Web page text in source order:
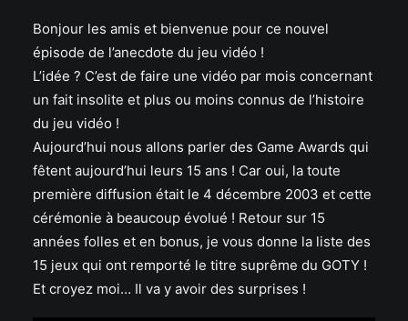
Bonjour les amis et bienvenue pour ce nouvel
épisode de l’anecdote du jeu vidéo !
L’idée ? C’est de faire une vidéo par mois concernant
un fait insolite et plus ou moins connus de l’histoire
du jeu vidéo !
Aujourd’hui nous allons parler des Game Awards qui
fêtent aujourd’hui leurs 15 ans ! Car oui, la toute
première diffusion était le 4 décembre 2003 et cette
cérémonie à beaucoup évolué ! Retour sur 15
années folles et en bonus, je vous donne la liste des
15 jeux qui ont remporté le titre suprême du GOTY !
Et croyez moi… Il va y avoir des surprises !